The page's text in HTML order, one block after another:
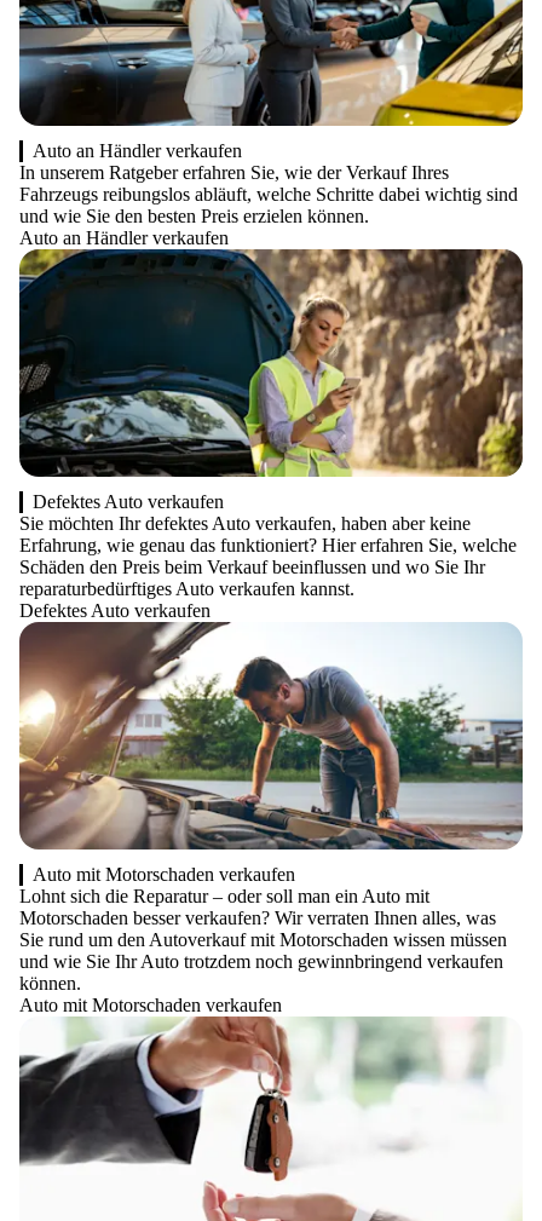
Auto an Händler verkaufen
In unserem Ratgeber erfahren Sie, wie der Verkauf Ihres
Fahrzeugs reibungslos abläuft, welche Schritte dabei wichtig sind
und wie Sie den besten Preis erzielen können.
Auto an Händler verkaufen
Defektes Auto verkaufen
Sie möchten Ihr defektes Auto verkaufen, haben aber keine
Erfahrung, wie genau das funktioniert? Hier erfahren Sie, welche
Schäden den Preis beim Verkauf beeinflussen und wo Sie Ihr
reparaturbedürftiges Auto verkaufen kannst.
Defektes Auto verkaufen
Auto mit Motorschaden verkaufen
Lohnt sich die Reparatur – oder soll man ein Auto mit
Motorschaden besser verkaufen? Wir verraten Ihnen alles, was
Sie rund um den Autoverkauf mit Motorschaden wissen müssen
und wie Sie Ihr Auto trotzdem noch gewinnbringend verkaufen
können.
Auto mit Motorschaden verkaufen